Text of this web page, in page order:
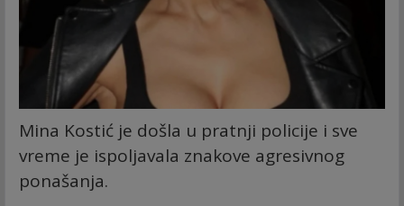
Mina Kostić je došla u pratnji policije i sve
vreme je ispoljavala znakove agresivnog
ponašanja.